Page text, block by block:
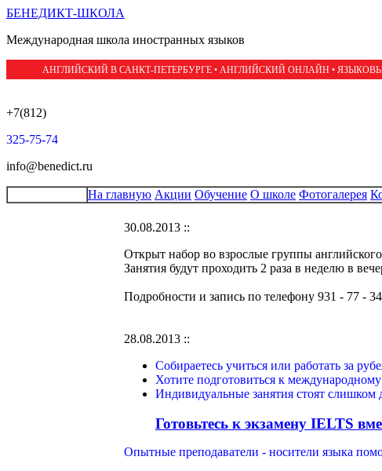
БЕНЕДИКТ-ШКОЛА
Международная школа иностранных языков
АНГЛИЙСКИЙ В САНКТ-ПЕТЕРБУРГЕ • АНГЛИЙСКИЙ ОНЛАЙН •
+7(812)
325-75-74
info@benedict.ru
На главную Акции Обучение О школе Фотогалерея
30.08.2013 ::
Открыт набор во взрослые группы
Занятия будут проходить 2 раза в неделю в
Подробности и запись по телефону 931 - 77 -
28.08.2013 ::
Собираетесь учиться или работать за
Хотите подготовиться к
Индивидуальные занятия стоят слишком
Готовьтесь к экзамену IELTS
Опытные преподаватели - носители языка